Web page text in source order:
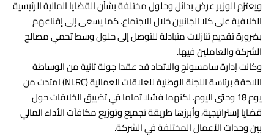
ويعتزم الوزير عرض بدائل وحلول مختلفة بشأن القضايا المالية الرئيسية
الخلافية على كلا الجانبين خلال الاجتماع. كما يسعى إلى إقناعهم
بضرورة تقديم تنازلات متبادلة للتوصل إلى حلول وسط تحمي مصالح
الشركة والعاملين فيها.
وكانت إدارة سامسونج والاتحاد قد عقدا جولة ثانية من الوساطة
اللاحقة برئاسة اللجنة الوطنية للعلاقات العمالية (NLRC) امتدت من
يوم 18 وحتى اليوم. لكنهما فشلا تماما في تضييق الخلافات حول
قضايا إستراتيجية، وأبرزها طريقة تجميع وتوزيع مكافآت الأداء المالي
بين وحدات الأعمال المختلفة في الشركة.